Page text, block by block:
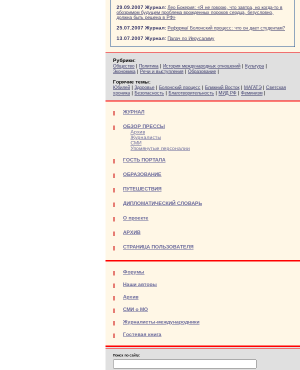
29.09.2007 Журнал: Лео Бокерия: «Я не говорю, что завтра, но когда-то в
обозримом будущем проблема врожденных пороков сердца, безусловно,
должна быть решена в РФ»
25.07.2007 Журнал: Реформа/ Болонский процесс: что он дает студентам?
13.07.2007 Журнал: Палач по Иерусалиму
Рубрики:
Общество | Политика | История международных отношений | Культура |
Экономика | Речи и выступления | Образование |
Горячие темы:
Юбилей | Здоровье | Болонский процесс | Ближний Восток | МАГАТЭ | Светская
хроника | Безопасность | Благотворительность | МИД РФ | Феминизм |
ЖУРНАЛ
ОБЗОР ПРЕССЫ
Архив
Журналисты
СМИ
Упомянутые персоналии
ГОСТЬ ПОРТАЛА
ОБРАЗОВАНИЕ
ПУТЕШЕСТВИЯ
ДИПЛОМАТИЧЕСКИЙ СЛОВАРЬ
О проекте
АРХИВ
СТРАНИЦА ПОЛЬЗОВАТЕЛЯ
Форумы
Наши авторы
Архив
СМИ о МО
Журналисты-международники
Гостевая книга
Поиск по сайту: